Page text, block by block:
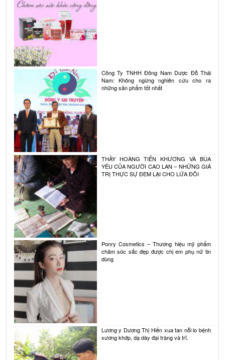
Công Ty TNHH Đông Nam Dược Đỗ Thái
Nam: Không ngừng nghiên cứu cho ra
những sản phẩm tốt nhất
THẦY HOÀNG TIẾN KHƯƠNG VÀ BÙA
YÊU CỦA NGƯỜI CAO LAN – NHỮNG GIÁ
TRỊ THỰC SỰ ĐEM LẠI CHO LỨA ĐÔI
Ponry Cosmetics – Thương hiệu mỹ phẩm
chăm sóc sắc đẹp được chị em phụ nữ tin
dùng
Lương y Dương Thị Hiến xua tan nỗi lo bệnh
xương khớp, dạ dày đại tràng và trĩ.